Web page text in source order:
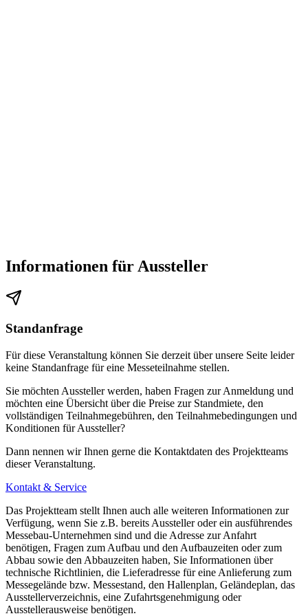
Informationen für Aussteller
Standanfrage
Für diese Veranstaltung können Sie derzeit über unsere Seite leider
keine Standanfrage für eine Messeteilnahme stellen.
Sie möchten Aussteller werden, haben Fragen zur Anmeldung und
möchten eine Übersicht über die Preise zur Standmiete, den
vollständigen Teilnahmegebühren, den Teilnahmebedingungen und
Konditionen für Aussteller?
Dann nennen wir Ihnen gerne die Kontaktdaten des Projektteams
dieser Veranstaltung.
Kontakt & Service
Das Projektteam stellt Ihnen auch alle weiteren Informationen zur
Verfügung, wenn Sie z.B. bereits Aussteller oder ein ausführendes
Messebau-Unternehmen sind und die Adresse zur Anfahrt
benötigen, Fragen zum Aufbau und den Aufbauzeiten oder zum
Abbau sowie den Abbauzeiten haben, Sie Informationen über
technische Richtlinien, die Lieferadresse für eine Anlieferung zum
Messegelände bzw. Messestand, den Hallenplan, Geländeplan, das
Ausstellerverzeichnis, eine Zufahrtsgenehmigung oder
Ausstellerausweise benötigen.